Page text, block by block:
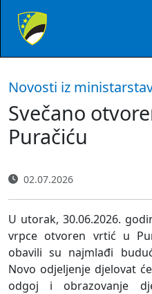
Novosti iz
Svečano
Puračiću
02.07.2026
U utorak, 30.06.2026.
vrpce otvoren vrtić u
obavili su najmlađi
Novo odjeljenje djelovat
odgoj i obrazovanje